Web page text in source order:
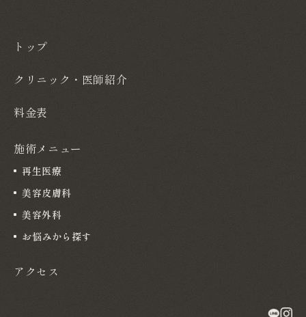
トップ
クリニック・医師紹介
料金表
施術メニュー
再生医療
美容皮膚科
美容外科
お悩みから探す
アクセス